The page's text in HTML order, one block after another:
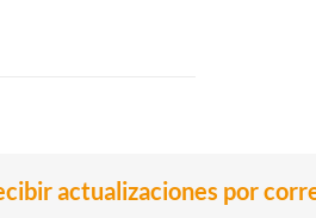
actualizaciones por